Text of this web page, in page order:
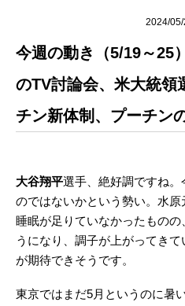
2024/
今週の動き（5/19～25
のTV討論会、米大統領
チン新体制、プーチン
大谷翔平選手、絶好調ですね。
のではないかという勢い。水
睡眠が足りていなかったもの
うになり、調子が上がってき
が期待できそうです。
東京ではまだ5月というのに暑